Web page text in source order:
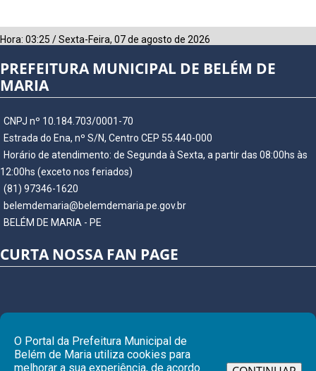
Hora: 03:25 /Sexta-Feira, 07 de agosto de 2026
PREFEITURA MUNICIPAL DE BELÉM DE
MARIA
CNPJ nº 10.184.703/0001-70
Estrada do Ena, nº S/N, Centro CEP 55.440-000
Horário de atendimento: de Segunda à Sexta, a partir das 08:00hs às
12:00hs (exceto nos feriados)
(81) 97346-1620
belemdemaria@belemdemaria.pe.gov.br
BELÉM DE MARIA - PE
CURTA NOSSA FAN PAGE
O Portal da Prefeitura Municipal de
Belém de Maria utiliza cookies para
melhorar a sua experiência, de acordo